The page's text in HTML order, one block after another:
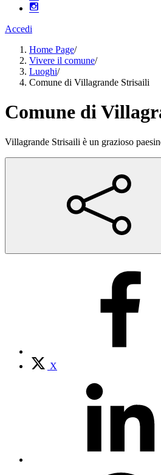
Accedi
Home Page/
Vivere il comune/
Luoghi/
Comune di Villagrande Strisaili
Comune di
Villagrande Strisaili è un grazioso
X